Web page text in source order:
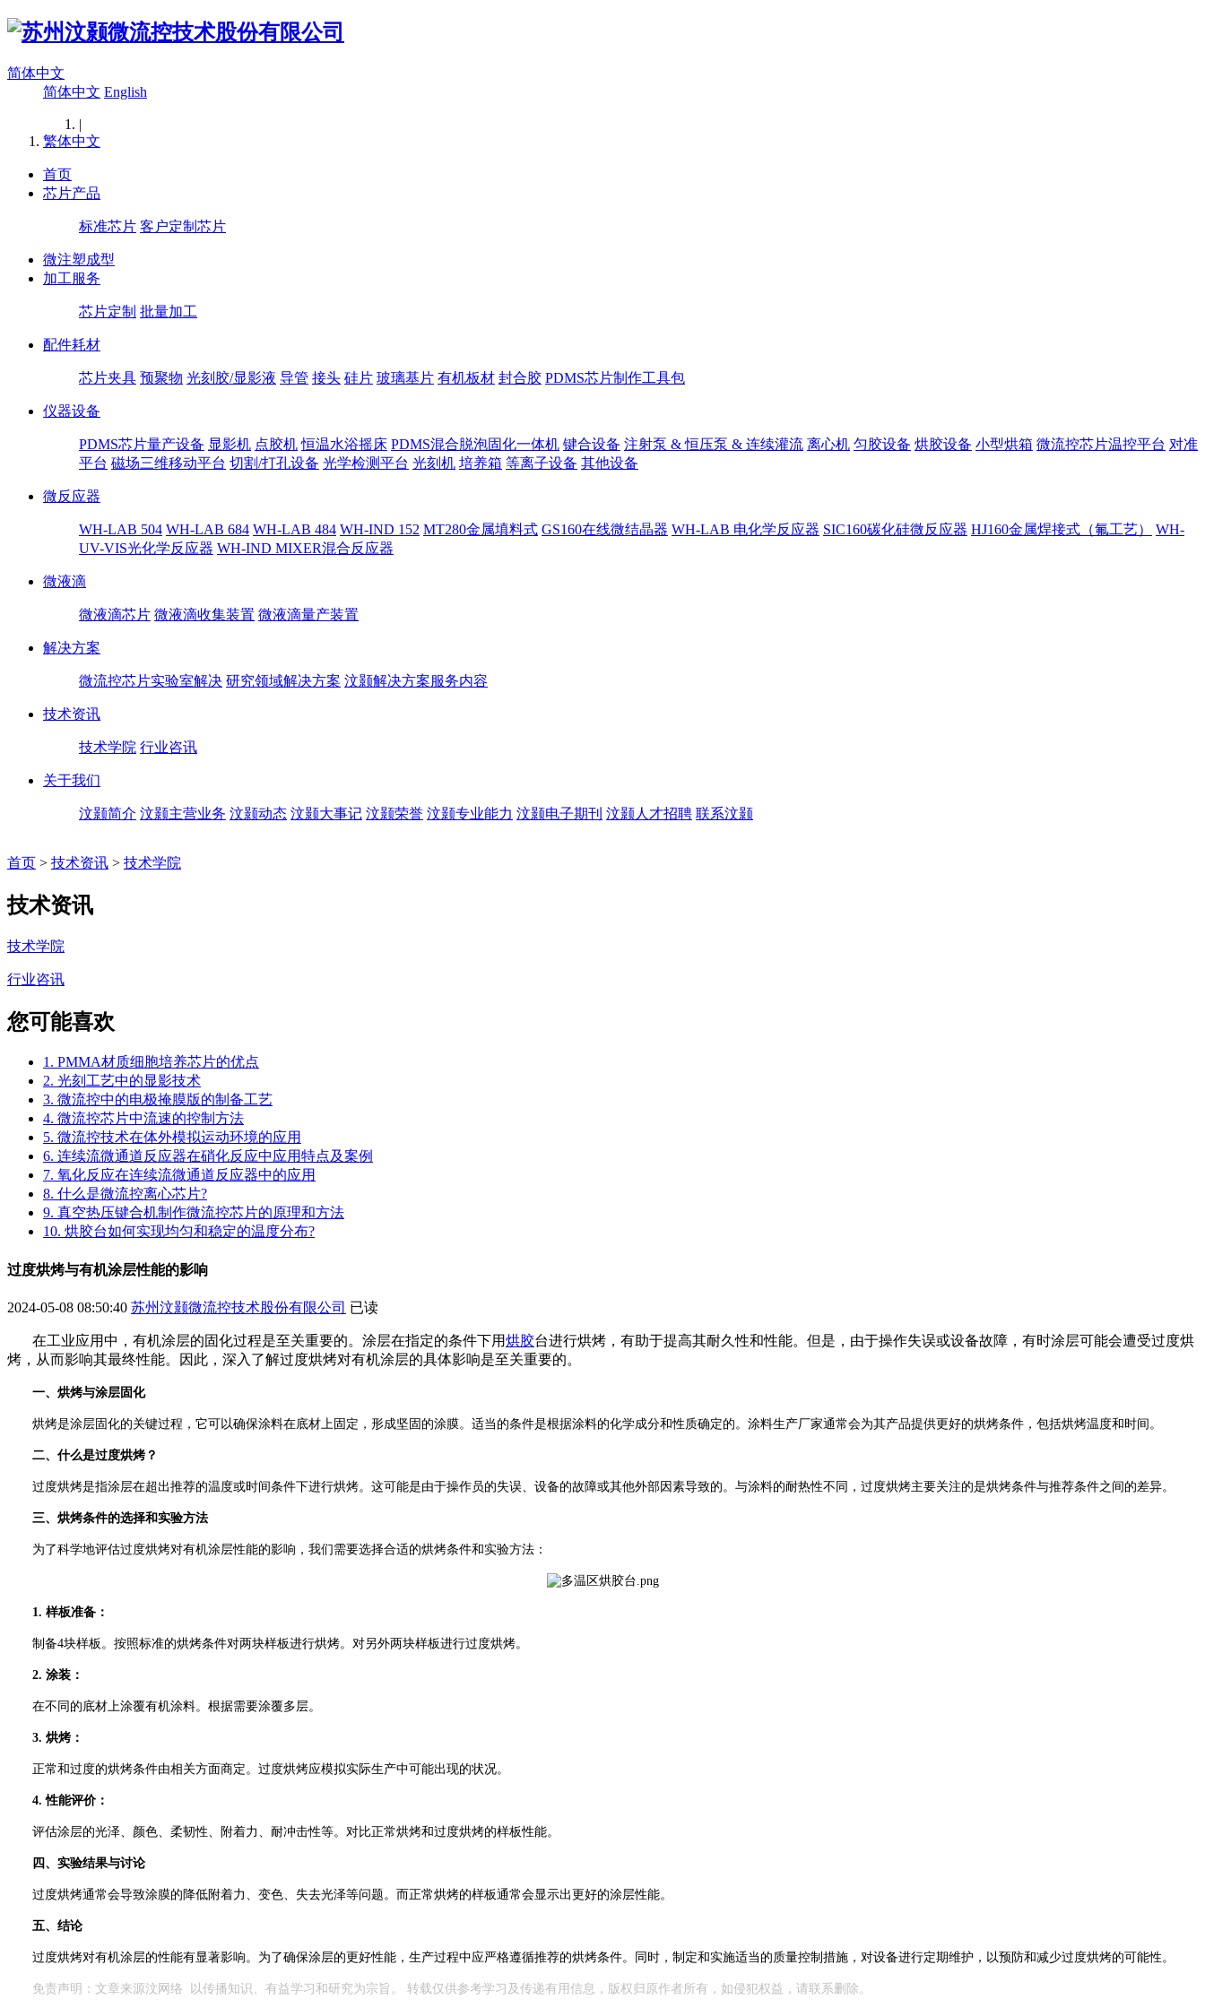
简体中文
简体中文 English
|
繁体中文
首页
芯片产品
标准芯片 客户定制芯片
微注塑成型
加工服务
芯片定制 批量加工
配件耗材
芯片夹具 预聚物 光刻胶/显影液 导管 接头 硅片 玻璃基片 有机板材 封合胶 PDMS芯片制作工具包
仪器设备
PDMS芯片量产设备 显影机 点胶机 恒温水浴摇床 PDMS混合脱泡固化一体机 键合设备 注射泵 & 恒压泵 & 连续灌流 离心机 匀胶设备 烘胶设备 小型烘箱 微流控芯片温控平台 对准
平台 磁场三维移动平台 切割/打孔设备 光学检测平台 光刻机 培养箱 等离子设备 其他设备
微反应器
WH-LAB 504 WH-LAB 684 WH-LAB 484 WH-IND 152 MT280金属填料式 GS160在线微结晶器 WH-LAB 电化学反应器 SIC160碳化硅微反应器 HJ160金属焊接式（氟工艺）
WH-
UV-VIS光化学反应器 WH-IND MIXER混合反应器
微液滴
微液滴芯片 微液滴收集装置 微液滴量产装置
解决方案
微流控芯片实验室解决 研究领域解决方案 汶颢解决方案服务内容
技术资讯
技术学院 行业咨讯
关于我们
汶颢简介 汶颢主营业务 汶颢动态 汶颢大事记 汶颢荣誉 汶颢专业能力 汶颢电子期刊 汶颢人才招聘 联系汶颢
首页 > 技术资讯 > 技术学院
技术资讯
技术学院
行业咨讯
您可能喜欢
1. PMMA材质细胞培养芯片的优点
2. 光刻工艺中的显影技术
3. 微流控中的电极掩膜版的制备工艺
4. 微流控芯片中流速的控制方法
5. 微流控技术在体外模拟运动环境的应用
6. 连续流微通道反应器在硝化反应中应用特点及案例
7. 氧化反应在连续流微通道反应器中的应用
8. 什么是微流控离心芯片?
9. 真空热压键合机制作微流控芯片的原理和方法
10. 烘胶台如何实现均匀和稳定的温度分布?
过度烘烤与有机涂层性能的影响
2024-05-08 08:50:40 苏州汶颢微流控技术股份有限公司 已读
在工业应用中，有机涂层的固化过程是至关重要的。涂层在指定的条件下用烘胶台进行烘烤，有助于提高其耐久性和性能。但是，由于操作失误或设备故障，有时涂层可能会遭受过度烘
烤，从而影响其最终性能。因此，深入了解过度烘烤对有机涂层的具体影响是至关重要的。
一、烘烤与涂层固化
烘烤是涂层固化的关键过程，它可以确保涂料在底材上固定，形成坚固的涂膜。适当的条件是根据涂料的化学成分和性质确定的。涂料生产厂家通常会为其产品提供更好的烘烤条件，包括烘烤温度和时间。
二、什么是过度烘烤？
过度烘烤是指涂层在超出推荐的温度或时间条件下进行烘烤。这可能是由于操作员的失误、设备的故障或其他外部因素导致的。与涂料的耐热性不同，过度烘烤主要关注的是烘烤条件与推荐条件之间的差异。
三、烘烤条件的选择和实验方法
为了科学地评估过度烘烤对有机涂层性能的影响，我们需要选择合适的烘烤条件和实验方法：
1. 样板准备：
制备4块样板。按照标准的烘烤条件对两块样板进行烘烤。对另外两块样板进行过度烘烤。
2. 涂装：
在不同的底材上涂覆有机涂料。根据需要涂覆多层。
3. 烘烤：
正常和过度的烘烤条件由相关方面商定。过度烘烤应模拟实际生产中可能出现的状况。
4. 性能评价：
评估涂层的光泽、颜色、柔韧性、附着力、耐冲击性等。对比正常烘烤和过度烘烤的样板性能。
四、实验结果与讨论
过度烘烤通常会导致涂膜的降低附着力、变色、失去光泽等问题。而正常烘烤的样板通常会显示出更好的涂层性能。
五、结论
过度烘烤对有机涂层的性能有显著影响。为了确保涂层的更好性能，生产过程中应严格遵循推荐的烘烤条件。同时，制定和实施适当的质量控制措施，对设备进行定期维护，以预防和减少过度烘烤的可能性。
免责声明：文章来源汶网络 以传播知识、有益学习和研究为宗旨。 转载仅供参考学习及传递有用信息，版权归原作者所有，如侵犯权益，请联系删除。